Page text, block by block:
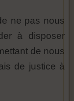
ne pas nous
à disposer
de nous
de justice à